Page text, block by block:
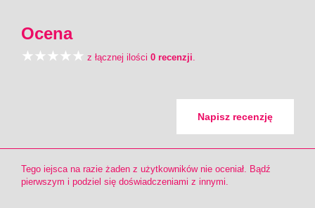
Ocena
z łącznej ilości 0 recenzji.
Napisz recenzję
Tego iejsca na razie żaden z użytkowników nie oceniał. Bądź
pierwszym i podziel się doświadczeniami z innymi.